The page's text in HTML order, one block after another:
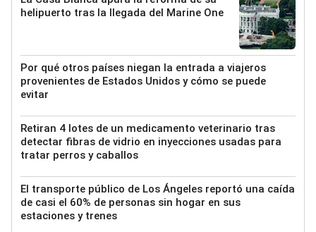
helipuerto tras la llegada del Marine One
Por qué otros países niegan la entrada a viajeros
provenientes de Estados Unidos y cómo se puede
evitar
Retiran 4 lotes de un medicamento veterinario tras
detectar fibras de vidrio en inyecciones usadas para
tratar perros y caballos
El transporte público de Los Ángeles reportó una caída
de casi el 60% de personas sin hogar en sus
estaciones y trenes